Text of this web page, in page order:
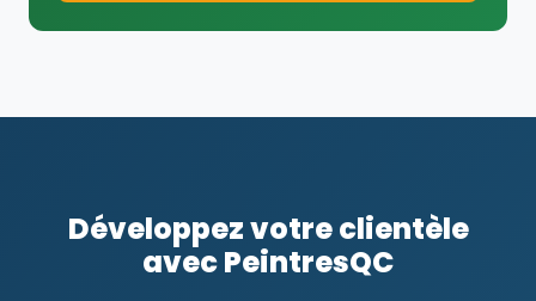
Développez votre clientèle
avec PeintresQC